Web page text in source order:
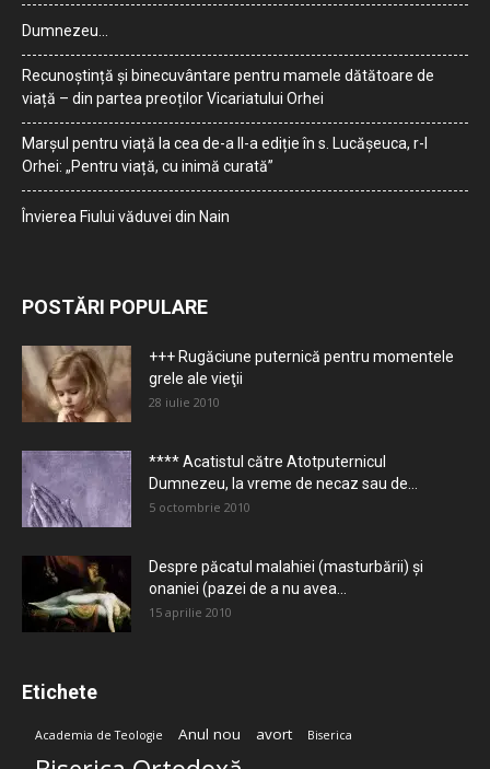
Dumnezeu…
Recunoștință și binecuvântare pentru mamele dătătoare de
viață – din partea preoților Vicariatului Orhei
Marșul pentru viață la cea de-a II-a ediție în s. Lucășeuca, r-l
Orhei: „Pentru viață, cu inimă curată”
Învierea Fiului văduvei din Nain
POSTĂRI POPULARE
+++ Rugăciune puternică pentru momentele
grele ale vieţii
28 iulie 2010
**** Acatistul către Atotputernicul
Dumnezeu, la vreme de necaz sau de...
5 octombrie 2010
Despre păcatul malahiei (masturbării) şi
onaniei (pazei de a nu avea...
15 aprilie 2010
Etichete
Academia de Teologie Anul nou avort Biserica